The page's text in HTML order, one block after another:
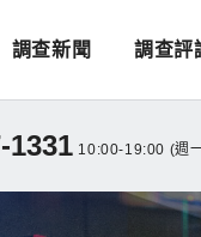
調查新聞 調查評
1331 10:00-19:00 (週